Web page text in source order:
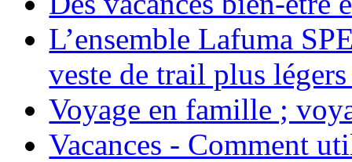
L’ensemble Lafuma
veste de trail plus
Voyage en famille ;
Vacances - Comment